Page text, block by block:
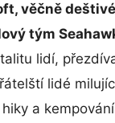
věčně deštivé
tým
lidí,
lidé
a